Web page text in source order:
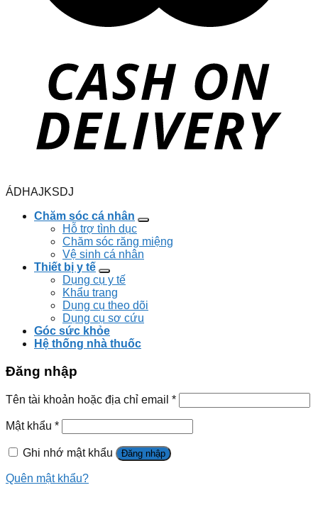
ÁDHAJKSDJ
Chăm sóc cá nhân
Hỗ trợ tình dục
Chăm sóc răng miệng
Vệ sinh cá nhân
Thiết bị y tế
Dụng cụ y tế
Khẩu trang
Dụng cụ theo dõi
Dụng cụ sơ cứu
Góc sức khỏe
Hệ thống nhà thuốc
Đăng nhập
Tên tài khoản hoặc địa chỉ email *
Mật khẩu *
Ghi nhớ mật khẩu Đăng nhập
Quên mật khẩu?